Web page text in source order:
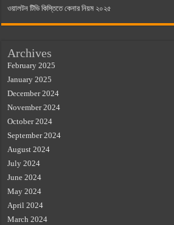
ওয়ালটন টিভি কিস্তিতে কেনার নিয়ম ২০২৫
Archives
February 2025
January 2025
December 2024
November 2024
October 2024
September 2024
August 2024
July 2024
June 2024
May 2024
April 2024
March 2024